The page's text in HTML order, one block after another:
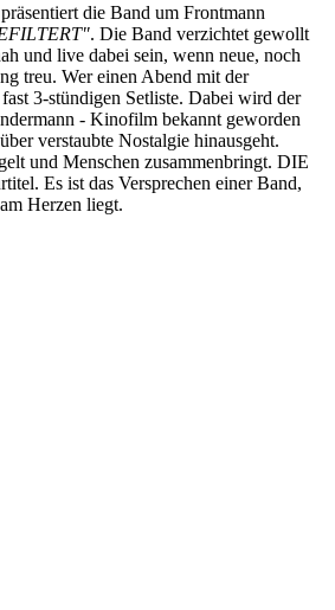
präsentiert die Band um Frontmann
. Die Band verzichtet gewollt
und live dabei sein, wenn neue, noch
treu. Wer einen Abend mit der
3-stündigen Setliste. Dabei wird der
- Kinofilm bekannt geworden
verstaubte Nostalgie hinausgeht.
und Menschen zusammenbringt. DIE
Es ist das Versprechen einer Band,
Herzen liegt.